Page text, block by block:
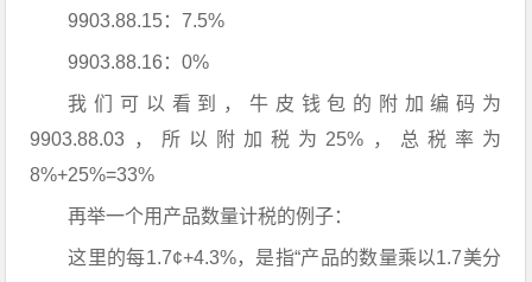
9903.88.15：7.5%
9903.88.16：0%
我们可以看到，牛皮钱包的附加编码为
9903.88.03，所以附加税为25%，总税率为
8%+25%=33%
再举一个用产品数量计税的例子：
这里的每1.7¢+4.3%，是指“产品的数量乘以1.7美分